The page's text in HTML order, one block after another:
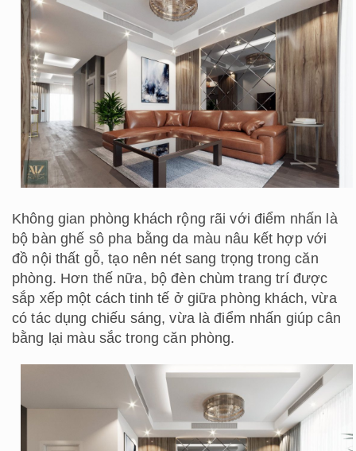
Không gian phòng khách rộng rãi với điểm nhấn là
bộ bàn ghế sô pha bằng da màu nâu kết hợp với
đồ nội thất gỗ, tạo nên nét sang trọng trong căn
phòng. Hơn thế nữa, bộ đèn chùm trang trí được
sắp xếp một cách tinh tế ở giữa phòng khách, vừa
có tác dụng chiếu sáng, vừa là điểm nhấn giúp cân
bằng lại màu sắc trong căn phòng.